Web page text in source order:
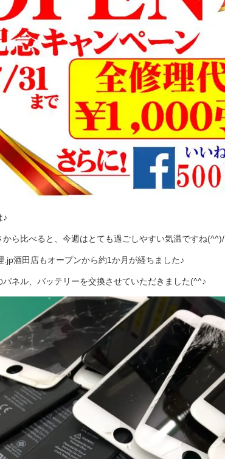
♪
から比べると、今週はとても過ごしやすい気温ですね(^^)/
.jp酒田店もオープンから約1か月が経ちました♪
パネル、バッテリーを交換させていただきました(^^♪